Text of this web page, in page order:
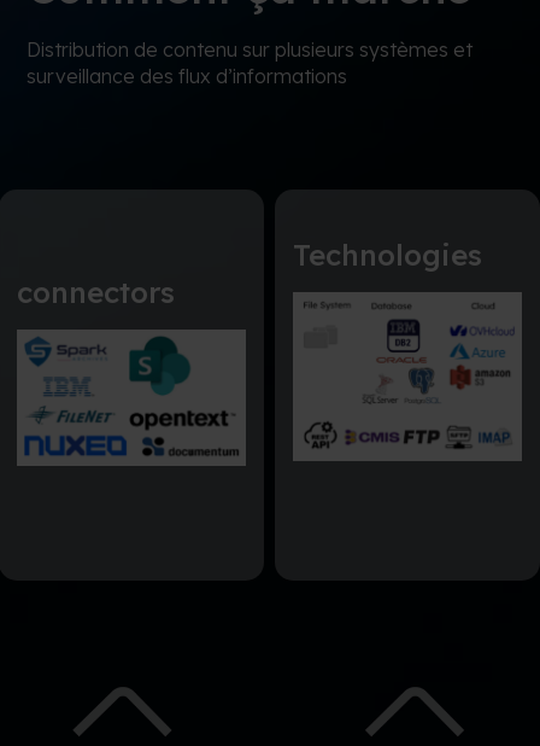
Distribution de contenu sur plusieurs systèmes et
surveillance des flux d’informations
connectors
Technologies